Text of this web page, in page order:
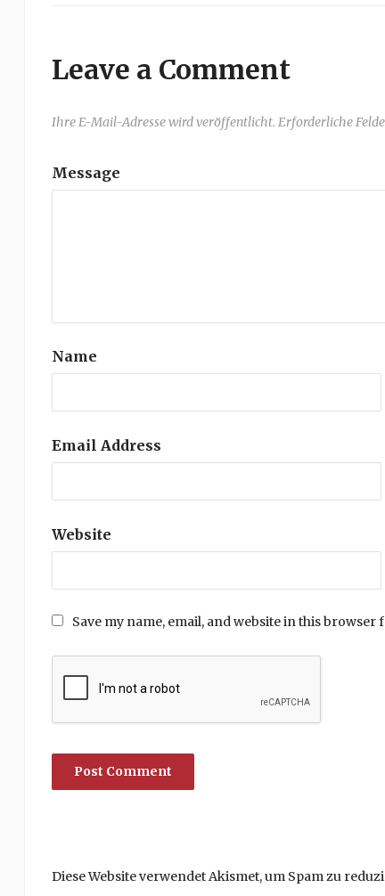
Leave a Comment
Ihre E-Mail-Adresse wird veröffentlicht. Erforderliche
Message
Name
Email Address
Website
Save my name, email, and website in this
Diese Website verwendet Akismet, um Spam zu